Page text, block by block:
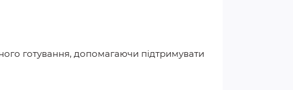
готування, допомагаючи підтримувати